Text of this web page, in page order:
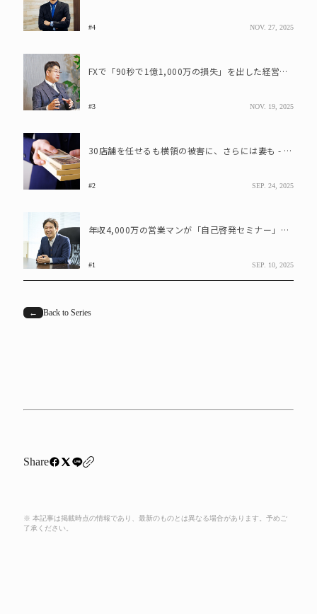
#4 NOV. 27, 2025
FXで「90秒で1億1,000万の損失」を出した経営者、それでも社員に8,000万を貸す理由とは?
#3 NOV. 19, 2025
30店舗を任せるも横領の被害に、さらには妻も - 実業家が語る「人への投資」の末路
#2 SEP. 24, 2025
年収4,000万の営業マンが「自己啓発セミナー」に全額つぎ込んで……借金を返せず「死のうと思った」
#1 SEP. 10, 2025
← Back to Series
Share
※ 本記事は掲載時点の情報であり、最新のものとは異なる場合があります。予めご
了承ください。